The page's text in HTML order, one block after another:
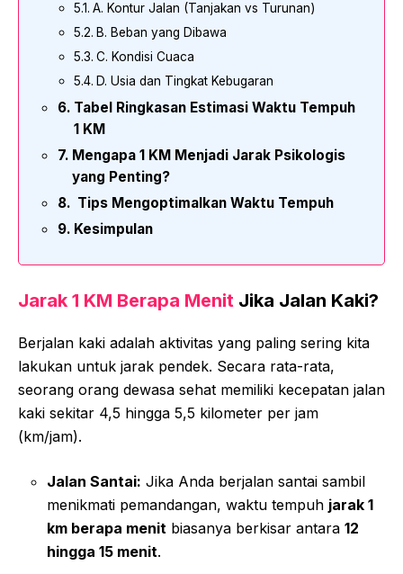
A. Kontur Jalan (Tanjakan vs Turunan)
B. Beban yang Dibawa
C. Kondisi Cuaca
D. Usia dan Tingkat Kebugaran
Tabel Ringkasan Estimasi Waktu Tempuh
1 KM
Mengapa 1 KM Menjadi Jarak Psikologis
yang Penting?
Tips Mengoptimalkan Waktu Tempuh
Kesimpulan
Jarak 1 KM Berapa Menit Jika Jalan Kaki?
Berjalan kaki adalah aktivitas yang paling sering kita
lakukan untuk jarak pendek. Secara rata-rata,
seorang orang dewasa sehat memiliki kecepatan jalan
kaki sekitar 4,5 hingga 5,5 kilometer per jam
(km/jam).
Jalan Santai: Jika Anda berjalan santai sambil
menikmati pemandangan, waktu tempuh jarak 1
km berapa menit biasanya berkisar antara 12
hingga 15 menit.